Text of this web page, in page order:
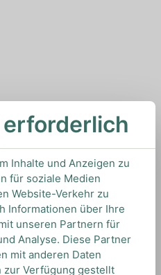
Inhalte und Anzeigen zu
für soziale Medien
Website-Verkehr zu
Informationen über Ihre
unseren Partnern für
Analyse. Diese Partner
mit anderen Daten
zur Verfügung gestellt